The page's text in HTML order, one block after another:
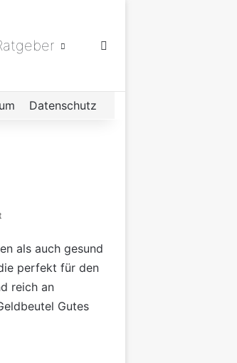
Datenschutz
als auch gesund
perfekt für den
reich an
Gutes